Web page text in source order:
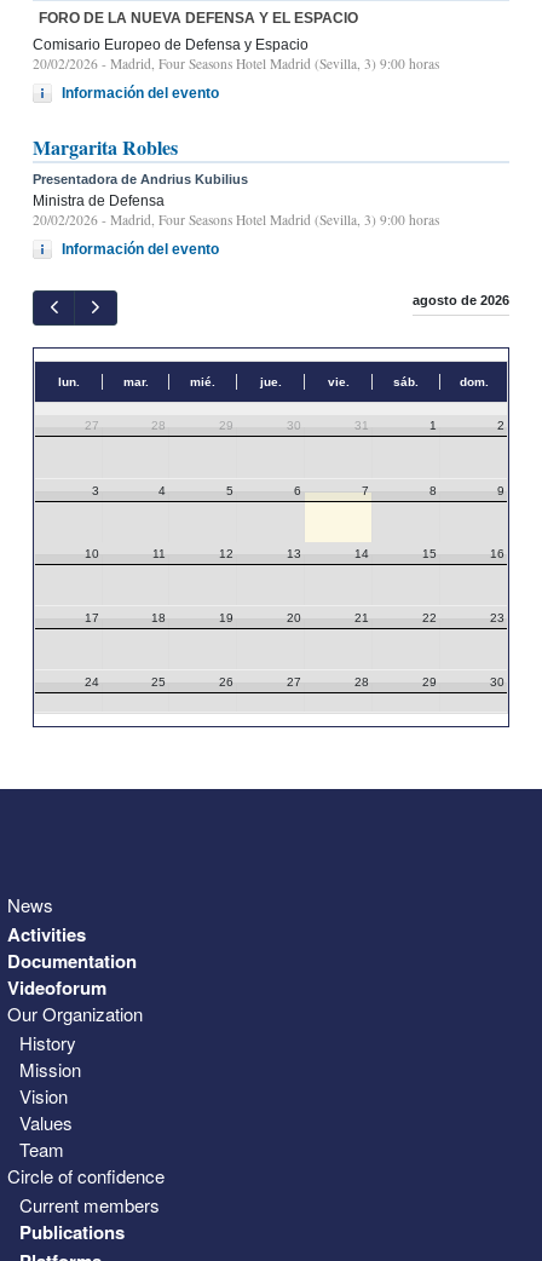
FORO DE LA NUEVA DEFENSA Y EL ESPACIO
Comisario Europeo de Defensa y Espacio
20/02/2026 - Madrid, Four Seasons Hotel Madrid (Sevilla, 3) 9:00 horas
Información del evento
Margarita Robles
Presentadora de Andrius Kubilius
Ministra de Defensa
20/02/2026 - Madrid, Four Seasons Hotel Madrid (Sevilla, 3) 9:00 horas
Información del evento
agosto de 2026
lun. mar. mié. jue. vie. sáb. dom.
27 28 29 30 31 1 2
3 4 5 6 7 8 9
10 11 12 13 14 15 16
17 18 19 20 21 22 23
24 25 26 27 28 29 30
News
Activities
Documentation
Videoforum
Our Organization
History
Mission
Vision
Values
Team
Circle of confidence
Current members
Publications